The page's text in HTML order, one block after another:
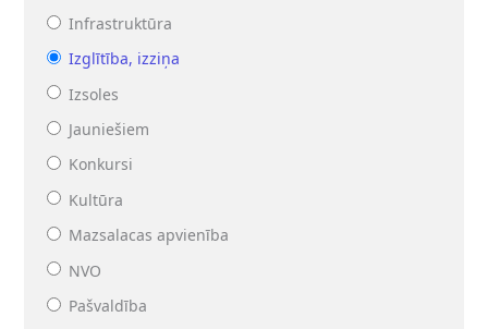
Infrastruktūra
Izglītība, izziņa
Izsoles
Jauniešiem
Konkursi
Kultūra
Mazsalacas apvienība
NVO
Pašvaldība